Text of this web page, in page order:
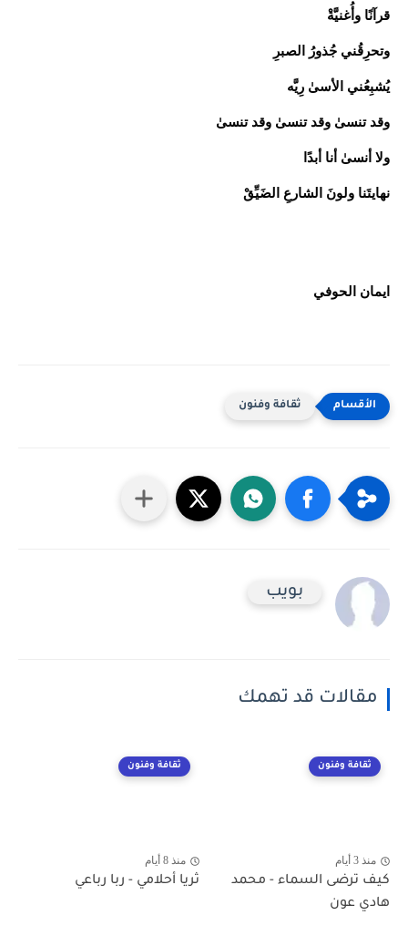
قرآنًا وأُغنيَّةْ
وتحرِقُني جُذورُ الصبرِ
يُشبِعُني الأسىٰ رِيَّه
وقد تنسىٰ وقد تنسىٰ وقد تنسىٰ
ولا أنسىٰ أنا أبدًا
نهايتَنا ولونَ الشارعِ الضَيِّقْ
ايمان الحوفي
ثقافة وفنون
بويب
مقالات قد تهمك
ثقافة وفنون
منذ 3 أيام
كيف ترضى السماء - محمد
هادي عون
ثقافة وفنون
منذ 8 أيام
ثريا أحلامي - ربا رباعي